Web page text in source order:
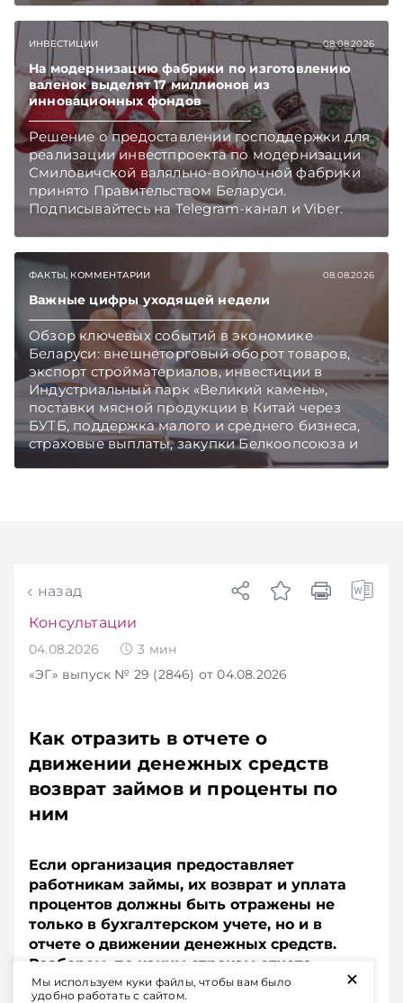
ИНВЕСТИЦИИ 08.08.2026
На модернизацию фабрики по изготовлению
валенок выделят 17 миллионов из
инновационных фондов
Решение о предоставлении господдержки для
реализации инвестпроекта по модернизации
Смиловичской валяльно-войлочной фабрики
принято Правительством Беларуси.
Подписывайтесь на Telegram‑канал и Viber.
Главное об экономике Беларуси — раньше,
ФАКТЫ, КОММЕНТАРИИ 08.08.2026
Важные цифры уходящей недели
Обзор ключевых событий в экономике
Беларуси: внешнеторговый оборот товаров,
экспорт стройматериалов, инвестиции в
Индустриальный парк «Великий камень»,
поставки мясной продукции в Китай через
БУТБ, поддержка малого и среднего бизнеса,
страховые выплаты, закупки Белкоопсоюза и
рост продаж новых автомобилей.
назад
Консультации
04.08.2026 3 мин
«ЭГ» выпуск № 29 (2846) от 04.08.2026
Как отразить в отчете о
движении денежных средств
возврат займов и проценты по
ним
Если организация предоставляет
работникам займы, их возврат и уплата
процентов должны быть отражены не
только в бухгалтерском учете, но и в
отчете о движении денежных средств.
Разберем, по каким строкам отчета
показать суммы возвращенных займов и
+
Мы используем куки файлы, чтобы вам было
удобно работать с сайтом.